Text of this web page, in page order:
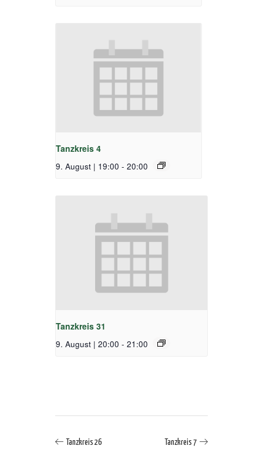
Tanzkreis 4
9. August | 19:00 - 20:00
Tanzkreis 31
9. August | 20:00 - 21:00
Tanzkreis 26 Tanzkreis 7